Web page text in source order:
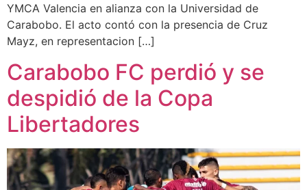
YMCA Valencia en alianza con la Universidad de
Carabobo. El acto contó con la presencia de Cruz
Mayz, en representacion […]
Carabobo FC perdió y se
despidió de la Copa
Libertadores